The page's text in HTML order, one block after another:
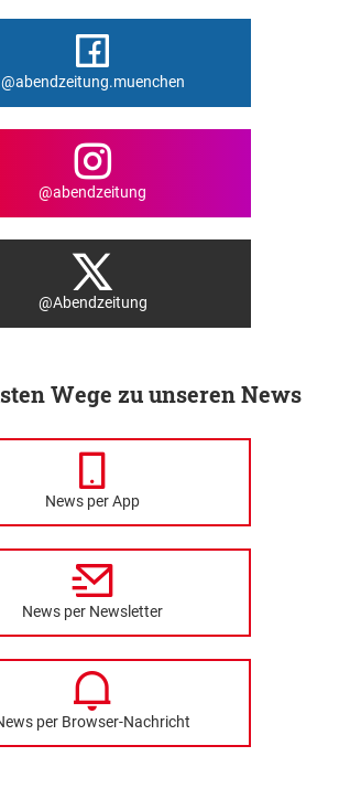
@abendzeitung.muenchen
@abendzeitung
@Abendzeitung
Wege zu unseren News
News per App
News per Newsletter
per Browser-Nachricht